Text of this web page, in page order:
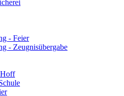
- Feier
- Zeugnisübergabe